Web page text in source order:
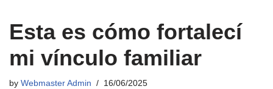
Esta es cómo fortalecí
mi vínculo familiar
by Webmaster Admin 16/06/2025